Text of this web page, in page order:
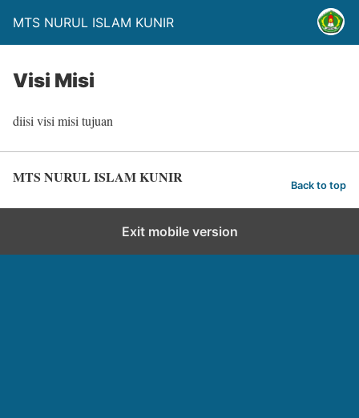
MTS NURUL ISLAM KUNIR
Visi Misi
diisi visi misi tujuan
MTS NURUL ISLAM KUNIR Back to top
Exit mobile version